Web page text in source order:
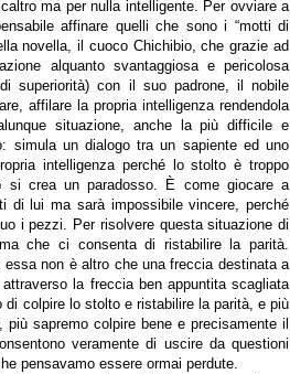
ma per nulla intelligente. Per ovviare a
affinare quelli che sono i “motti di
novella, il cuoco Chichibio, che grazie ad
alquanto svantaggiosa e pericolosa
superiorità) con il suo padrone, il nobile
affilare la propria intelligenza rendendola
situazione, anche la più difficile e
simula un dialogo tra un sapiente ed uno
intelligenza perché lo stolto è troppo
si crea un paradosso. È come giocare a
di lui ma sarà impossibile vincere, perché
i pezzi. Per risolvere questa situazione di
che ci consenta di ristabilire la parità.
non è altro che una freccia destinata a
la freccia ben appuntita scagliata
di colpire lo stolto e ristabilire la parità, e più
più sapremo colpire bene e precisamente il
veramente di uscire da questioni
pensavamo essere ormai perdute.